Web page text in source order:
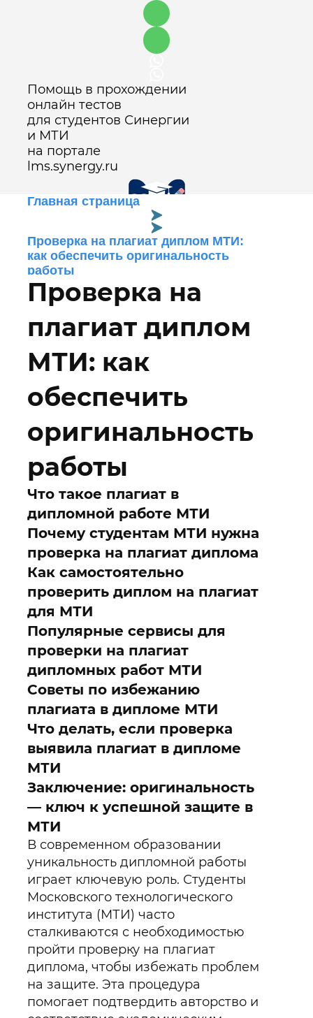
Помощь в прохождении
онлайн тестов
для студентов Синергии
и МТИ
на портале
lms.synergy.ru
Оставить заявку
Главная страница
Проверка на плагиат диплом МТИ:
как обеспечить оригинальность
работы
Блог
Проверка на
плагиат диплом
МТИ: как
обеспечить
оригинальность
работы
Что такое плагиат в
дипломной работе МТИ
Почему студентам МТИ нужна
проверка на плагиат диплома
Как самостоятельно
проверить диплом на плагиат
для МТИ
Популярные сервисы для
проверки на плагиат
дипломных работ МТИ
Советы по избежанию
плагиата в дипломе МТИ
Что делать, если проверка
выявила плагиат в дипломе
МТИ
Заключение: оригинальность
— ключ к успешной защите в
МТИ
В современном образовании
уникальность дипломной работы
играет ключевую роль. Студенты
Московского технологического
института (МТИ) часто
сталкиваются с необходимостью
пройти проверку на плагиат
диплома, чтобы избежать проблем
на защите. Эта процедура
помогает подтвердить авторство и